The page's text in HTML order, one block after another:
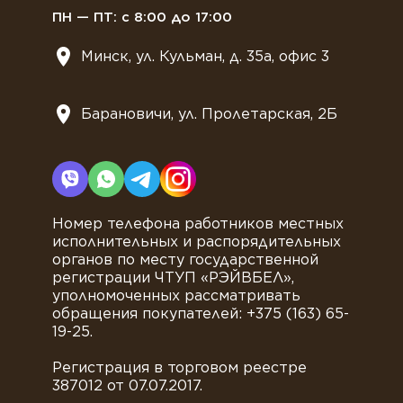
ПН — ПТ: с 8:00 до 17:00
Минск, ул. Кульман, д. 35а, офис 3
Барановичи, ул. Пролетарская, 2Б
Номер телефона работников местных
исполнительных и распорядительных
органов по месту государственной
регистрации ЧТУП «РЭЙВБЕЛ»,
уполномоченных рассматривать
обращения покупателей: +375 (163) 65-
19-25.
Регистрация в торговом реестре
387012 от 07.07.2017.